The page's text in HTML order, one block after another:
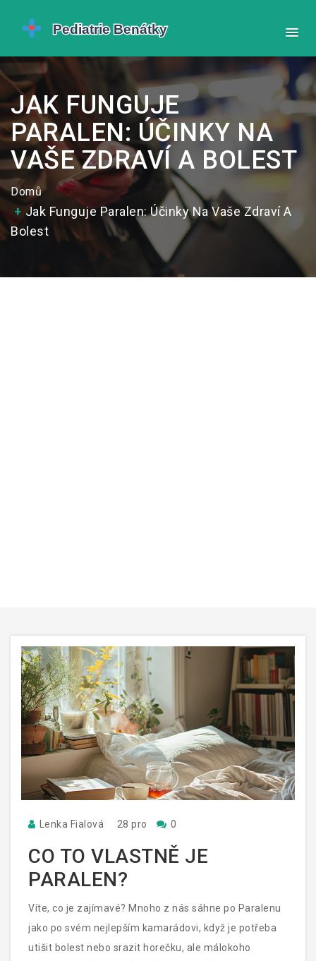
JAK FUNGUJE
PARALEN: ÚČINKY NA
VAŠE ZDRAVÍ A BOLEST
Domů
Jak Funguje Paralen: Účinky Na Vaše Zdraví A
Bolest
Lenka Fialová 28 pro 0
CO TO VLASTNĚ JE
PARALEN?
Víte, co je zajímavé? Mnoho z nás sáhne po Paralenu
jako po svém nejlepším kamarádovi, když je potřeba
utišit bolest nebo srazit horečku, ale málokoho